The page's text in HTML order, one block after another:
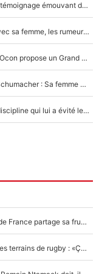
F1 : « Je lui ai fait un câlin, puis j’ai dû partir...», le témoignage émouvant de Max Verstappen sur sa fille
F1 : Charles Leclerc surpris par les paparazzis avec sa femme, les rumeurs étaient vraies !
Comme pour le final du Tour de France, Esteban Ocon propose un Grand Prix de Formule 1 à Paris : «Autour de l’Arc de Triomphe, ce serait génial» !
Nouvelle rumeur autour de la santé de Michael Schumacher : Sa femme Corinna sort du silence
F1 - Lewis Hamilton victime de harcèlement, la discipline qui lui a évité le pire : «J'aurais probablement mal tourné»
Mis de côté par Fabien Galthié, un joueur du XV de France partage sa frustration : «ils ne me l’ont pas dit tout de suite»
La raison d'être de Matthieu Jalibert en dehors des terrains de rugby : «Ça m'atteint autant que si tu touches à un membre de ma famille»